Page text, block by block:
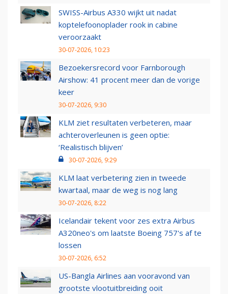
SWISS-Airbus A330 wijkt uit nadat
koptelefoonoplader rook in cabine
veroorzaakt
30-07-2026, 10:23
Bezoekersrecord voor Farnborough
Airshow: 41 procent meer dan de vorige
keer
30-07-2026, 9:30
KLM ziet resultaten verbeteren, maar
achteroverleunen is geen optie:
‘Realistisch blijven’
30-07-2026, 9:29
KLM laat verbetering zien in tweede
kwartaal, maar de weg is nog lang
30-07-2026, 8:22
Icelandair tekent voor zes extra Airbus
A320neo's om laatste Boeing 757's af te
lossen
30-07-2026, 6:52
US-Bangla Airlines aan vooravond van
grootste vlootuitbreiding ooit